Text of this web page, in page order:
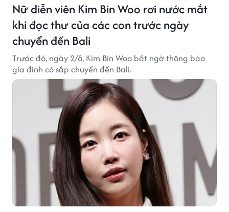
Nữ diễn viên Kim Bin Woo rơi nước mắt
khi đọc thư của các con trước ngày
chuyển đến Bali
Trước đó, ngày 2/8, Kim Bin Woo bất ngờ thông báo
gia đình cô sắp chuyển đến Bali.